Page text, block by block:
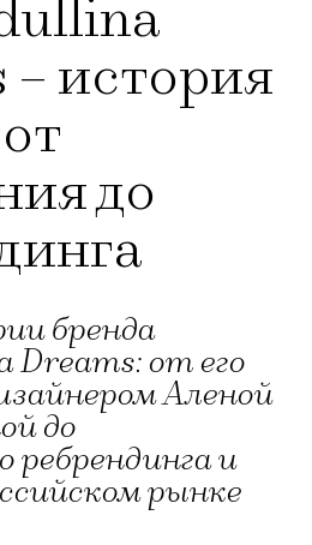
история
до
бренда
Dreams: от его
Аленой
до
ребрендинга и
рынке